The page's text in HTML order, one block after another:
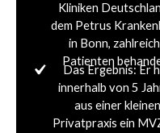
Kliniken
dem Petrus
in Bonn,
Patienten
Das Ergebnis: Er
innerhalb von 5
aus einer kleinen
Privatpraxis ein